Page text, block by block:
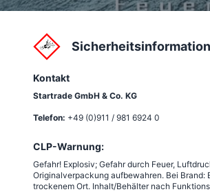
Kontakt
Startrade GmbH & Co. KG
Telefon: +49 (0)911 / 981 6924 0
CLP-Warnung:
Gefahr! Explosiv; Gefahr durch Feuer,
Originalverpackung aufbewahren. Bei Brand:
trockenem Ort. Inhalt/Behälter nach